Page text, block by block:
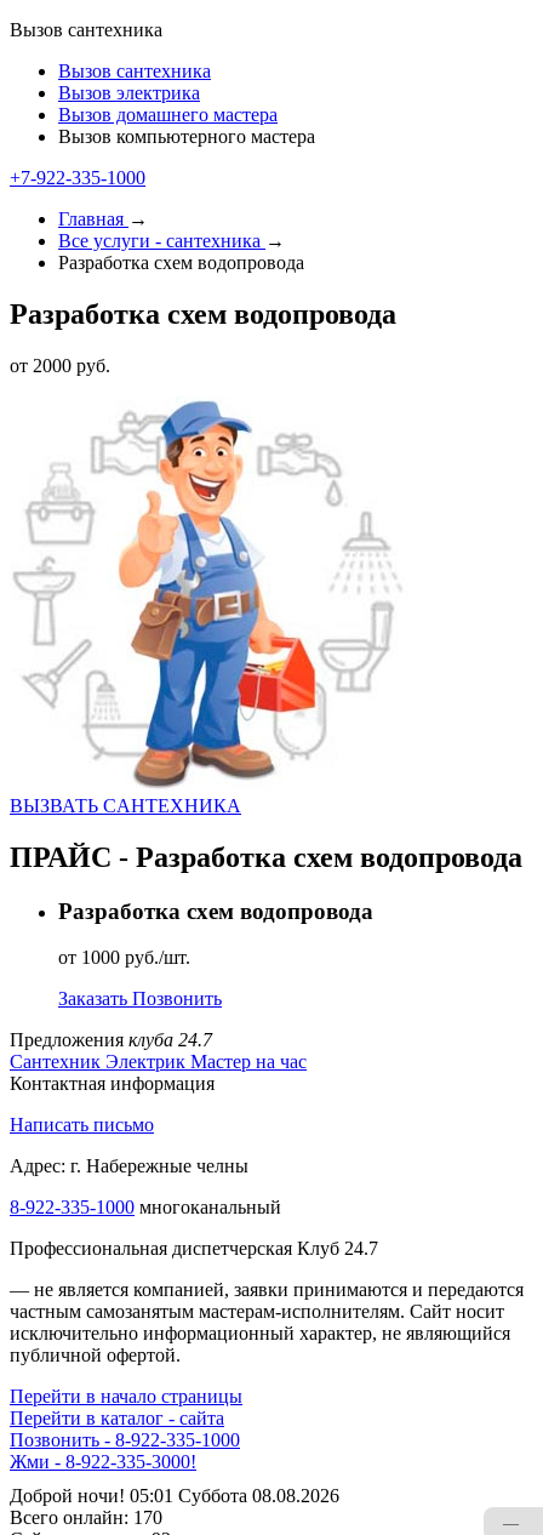
Вызов сантехника
Вызов сантехника
Вызов электрика
Вызов домашнего мастера
Вызов компьютерного мастера
+7-922-335-1000
Главная →
Все услуги - cантехника →
Разработка схем водопровода
Разработка схем водопровода
от 2000 руб.
ВЫЗВАТЬ CАНТЕХНИКА
ПРАЙС - Разработка схем водопровода
Разработка схем водопровода
от 1000 руб./шт.
Заказать Позвонить
Предложения клуба 24.7
Сантехник Электрик Мастер на час
Контактная информация
Написать письмо
Адрес: г. Набережные челны
8-922-335-1000 многоканальный
Профессиональная диспетчерская Клуб 24.7
— не является компанией, заявки принимаются и передаются
частным самозанятым мастерам‑исполнителям. Сайт носит
исключительно информационный характер, не являющийся
публичной офертой.
Перейти в начало страницы
Перейти в каталог - сайта
Позвонить - 8-922-335-1000
Жми - 8-922-335-3000!
Доброй ночи! 05:01 Суббота 08.08.2026
Всего онлайн: 170
—